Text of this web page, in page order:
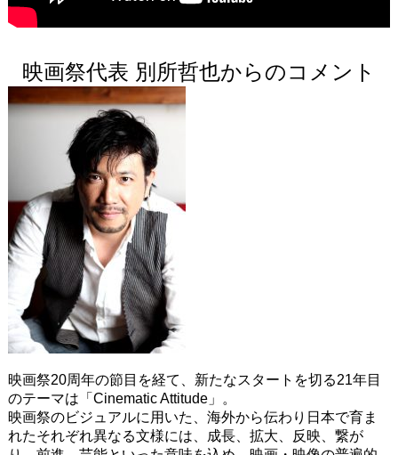
映画祭代表 別所哲也からのコメント
映画祭20周年の節目を経て、新たなスタートを切る21年目
のテーマは「Cinematic Attitude」。
映画祭のビジュアルに用いた、海外から伝わり日本で育ま
れたそれぞれ異なる文様には、成長、拡大、反映、繋が